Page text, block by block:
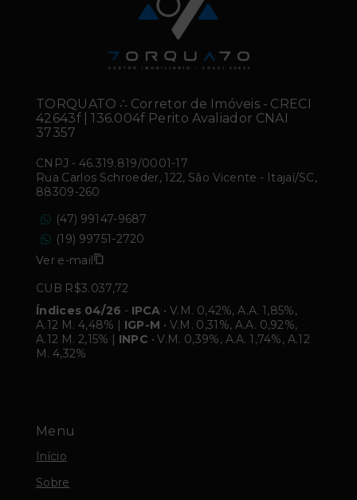
Menu
Início
Sobre
TORQUATO ∴ Corretor de Imóveis - CRECI
42643f | 136.004f Perito Avaliador CNAI
37357
CNPJ - 46.319.819/0001-17
Rua Carlos Schroeder, 122, São Vicente - Itajaí/SC,
88309-260
(47) 99147-9687
(19) 99751-2720
Ver e-mail
CUB R$3.037,72
Índices 04/26 - IPCA • V.M. 0,42%, A.A. 1,85%,
A.12 M. 4,48% | IGP-M • V.M. 0,31%, A.A. 0,92%,
A.12 M. 2,15% | INPC • V.M. 0,39%, A.A. 1,74%, A.12
M. 4,32%